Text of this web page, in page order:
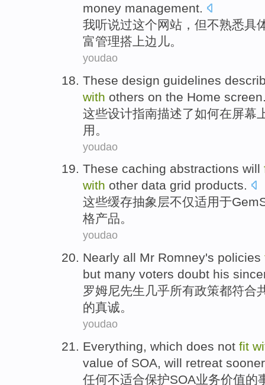
money management.
我听说过这个网站， 但不熟悉具
富管理搭上边儿。
youdao
These design guidelines
with others on the Home screen
这些设计指南描述了如何在屏幕
用。
youdao
These caching abstractions will
with other data grid products.
这些缓存抽象层不仅适用于
格产品。
youdao
Nearly all Mr Romney's policies
but many voters doubt his
罗姆尼先生 几乎所有政策都符合
的真诚。
youdao
Everything, which does not fit
value of SOA, will retreat
任何不适合保护SOA业务价值的